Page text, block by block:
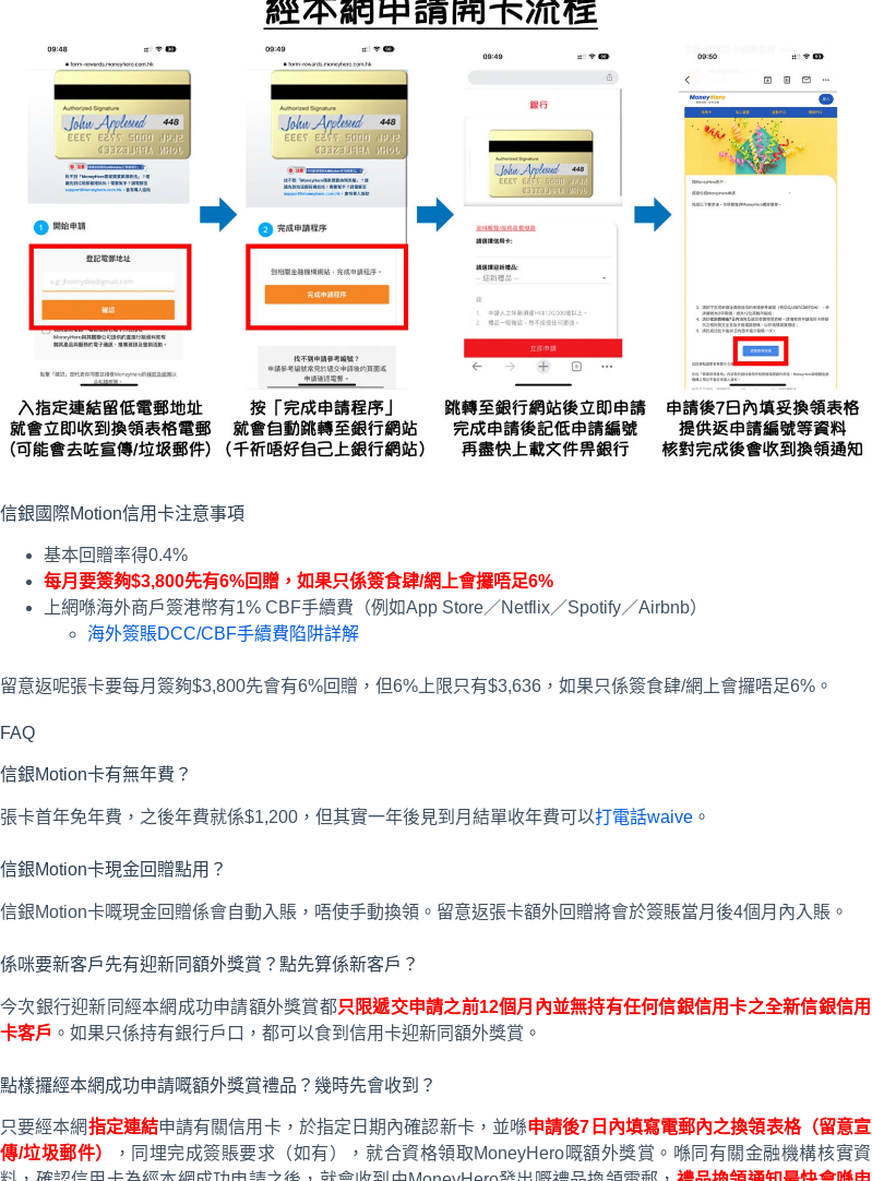
信銀國際Motion信用卡注意事項
基本回贈率得0.4%
每月要簽夠$3,800先有6%回贈，如果只係簽食肆/網上會攞唔足6%
上網喺海外商戶簽港幣有1% CBF手續費（例如App Store／Netflix／Spotify／Airbnb）
海外簽賬DCC/CBF手續費陷阱詳解
留意返呢張卡要每月簽夠$3,800先會有6%回贈，但6%上限只有$3,636，如果只係簽食肆/網上會攞唔足6%。
FAQ
信銀Motion卡有無年費？
張卡首年免年費，之後年費就係$1,200，但其實一年後見到月結單收年費可以打電話waive 。
信銀Motion卡現金回贈點用？
信銀Motion卡嘅現金回贈係會自動入賬，唔使手動換領。留意返張卡額外回贈將會於簽賬當月後4個月內入賬。
係咪要新客戶先有迎新同額外獎賞？點先算係新客戶？
今次銀行迎新同經本網成功申請額外獎賞都只限遞交申請之前12個月內並無持有任何信銀信用卡之全新信銀信用
卡客戶 。如果只係持有銀行戶口，都可以食到信用卡迎新同額外獎賞。
點樣攞經本網成功申請嘅額外獎賞禮品？幾時先會收到？
只要經本網指定連結申請有關信用卡，於指定日期內確認新卡，並喺申請後7日內填寫電郵內之換領表格（留意宣
傳/垃圾郵件）
，同埋完成簽賬要求（如有），就合資格領取MoneyHero嘅額外獎賞。喺同有關金融機構核實資